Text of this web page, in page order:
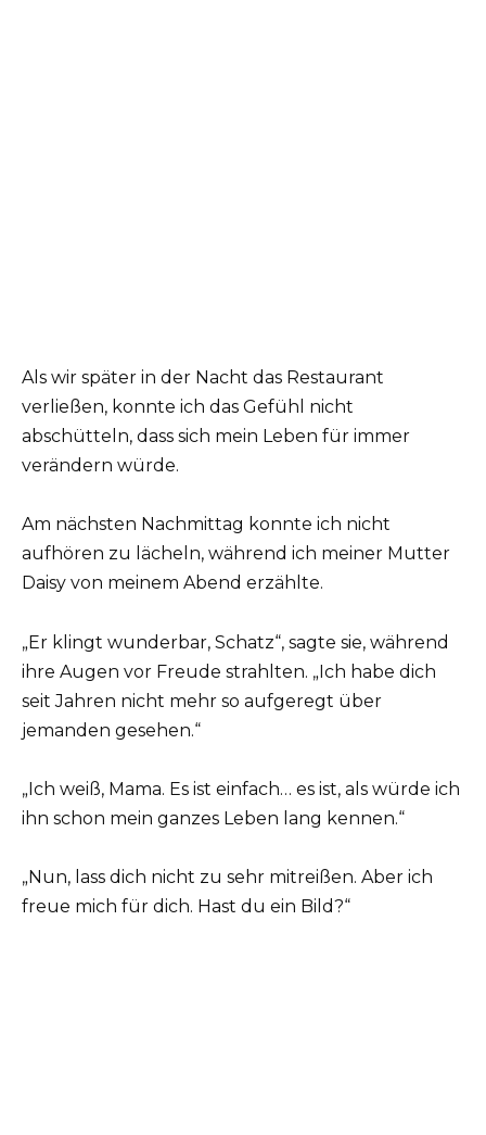
Als wir später in der Nacht das Restaurant
verließen, konnte ich das Gefühl nicht
abschütteln, dass sich mein Leben für immer
verändern würde.
Am nächsten Nachmittag konnte ich nicht
aufhören zu lächeln, während ich meiner Mutter
Daisy von meinem Abend erzählte.
„Er klingt wunderbar, Schatz“, sagte sie, während
ihre Augen vor Freude strahlten. „Ich habe dich
seit Jahren nicht mehr so aufgeregt über
jemanden gesehen.“
„Ich weiß, Mama. Es ist einfach… es ist, als würde ich
ihn schon mein ganzes Leben lang kennen.“
„Nun, lass dich nicht zu sehr mitreißen. Aber ich
freue mich für dich. Hast du ein Bild?“